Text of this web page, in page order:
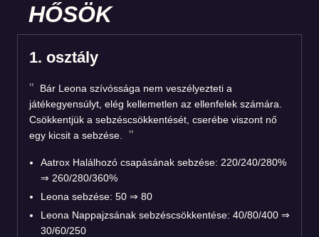
HŐSÖK
1. osztály
Bár Leona szívóssága nem veszélyezteti a
játékegyensúlyt, elég kellemetlen az ellenfelek számára.
Csökkentjük a sebzéscsökkentését, cserébe viszont nő
egy kicsit a sebzése.
Aatrox Halálhozó csapásának sebzése: 220/240/280%
⇒ 260/280/360%
Leona sebzése: 50 ⇒ 80
Leona Nappajzsának sebzéscsökkentése: 40/80/400 ⇒
30/60/250